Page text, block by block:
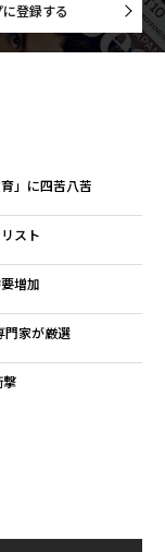
登録する
」に四苦八苦
スト
増加
門家が厳選
撃